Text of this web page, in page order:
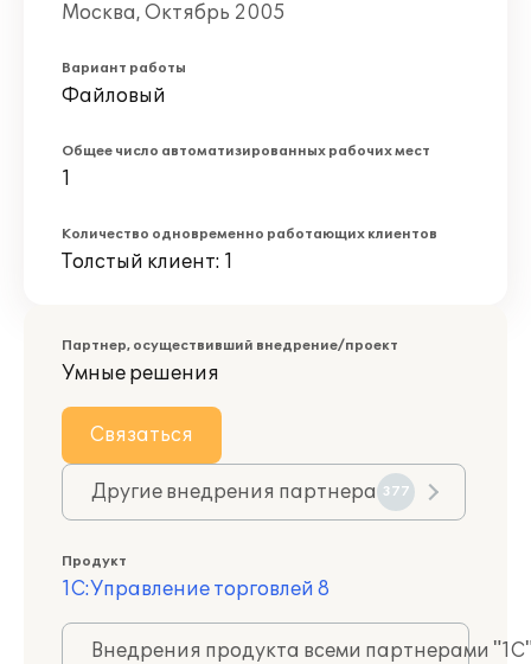
Москва, Октябрь 2005
Вариант работы
Файловый
Общее число автоматизированных рабочих мест
1
Количество одновременно работающих клиентов
Толстый клиент: 1
Партнер, осуществивший внедрение/проект
Умные решения
Связаться
Другие внедрения партнера 377
Продукт
1С:Управление торговлей 8
Внедрения продукта всеми партнерами